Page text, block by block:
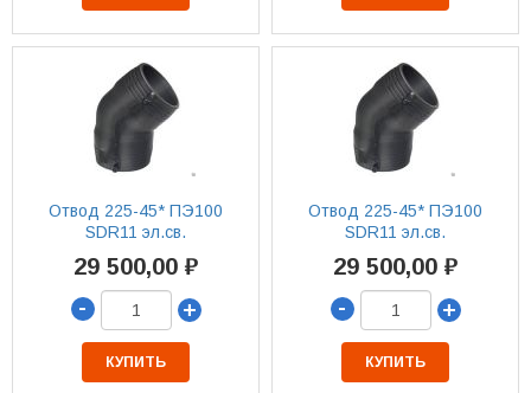
Отвод 225-45* ПЭ100
SDR11 эл.св.
29 500,00 ₽
-
+
КУПИТЬ
Отвод 225-45* ПЭ100
SDR11 эл.св.
29 500,00 ₽
-
+
КУПИТЬ